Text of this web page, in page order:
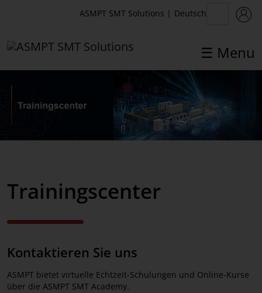
☰ Menu
ASMPT SMT Solutions | Deutsch
Kontakt
Service & Hotline
Standorte
Presse
Trainingscenter
Kontaktieren Sie uns
ASMPT bietet virtuelle Echtzeit-Schulungen und Online-Kurse
über die ASMPT SMT Academy.